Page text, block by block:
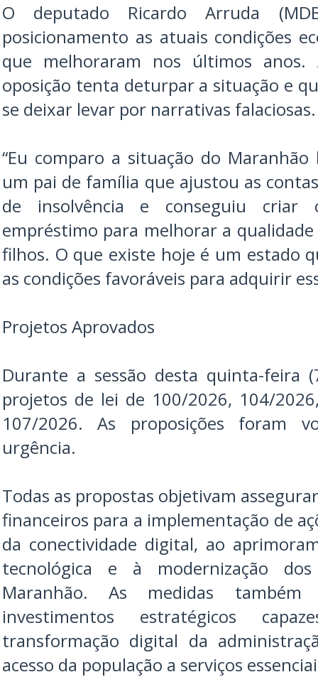
O deputado Ricardo Arruda
posicionamento as atuais condições
que melhoraram nos últimos
oposição tenta deturpar a situação e
se deixar levar por narrativas falaciosas.
“Eu comparo a situação do
um pai de família que ajustou as
de insolvência e conseguiu criar
empréstimo para melhorar a
filhos. O que existe hoje é um estado
as condições favoráveis para adquirir
Projetos Aprovados
Durante a sessão desta quinta-feira
projetos de lei de 100/2026, 104/
107/2026. As proposições foram
urgência.
Todas as propostas objetivam
financeiros para a implementação de
da conectividade digital, ao
tecnológica e à modernização
Maranhão. As medidas também
investimentos estratégicos
transformação digital da
acesso da população a serviços